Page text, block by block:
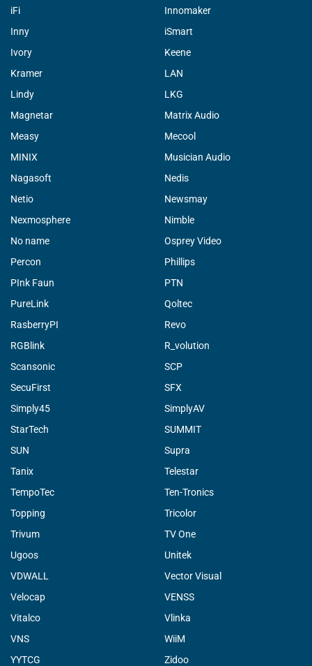
iFi
Innomaker
Inny
iSmart
Ivory
Keene
Kramer
LAN
Lindy
LKG
Magnetar
Matrix Audio
Measy
Mecool
MINIX
Musician Audio
Nagasoft
Nedis
Netio
Newsmay
Nexmosphere
Nimble
No name
Osprey Video
Percon
Phillips
PInk Faun
PTN
PureLink
Qoltec
RasberryPI
Revo
RGBlink
R_volution
Scansonic
SCP
SecuFirst
SFX
Simply45
SimplyAV
StarTech
SUMMIT
SUN
Supra
Tanix
Telestar
TempoTec
Ten-Tronics
Topping
Tricolor
Trivum
TV One
Ugoos
Unitek
VDWALL
Vector Visual
Velocap
VENSS
Vitalco
Vlinka
VNS
WiiM
YYTCG
Zidoo